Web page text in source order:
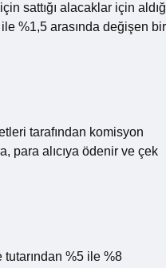
sattığı alacaklar için
%1,5 arasında değişen bir
tarafından komisyon
para alıcıya ödenir ve çek
%5 ile %8